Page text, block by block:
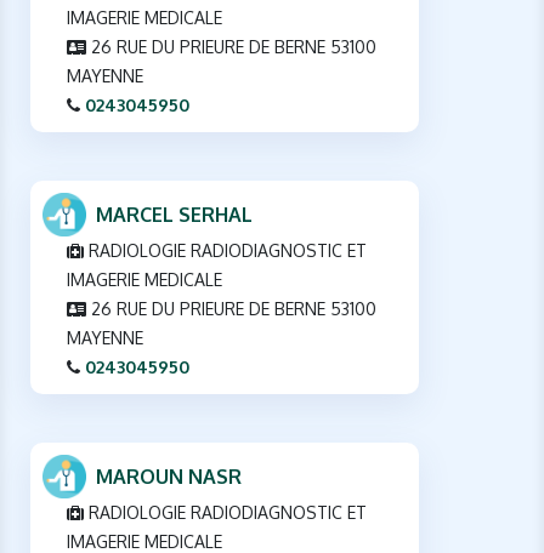
IMAGERIE MEDICALE
26 RUE DU PRIEURE DE BERNE 53100
MAYENNE
0243045950
MARCEL SERHAL
RADIOLOGIE RADIODIAGNOSTIC ET
IMAGERIE MEDICALE
26 RUE DU PRIEURE DE BERNE 53100
MAYENNE
0243045950
MAROUN NASR
RADIOLOGIE RADIODIAGNOSTIC ET
IMAGERIE MEDICALE